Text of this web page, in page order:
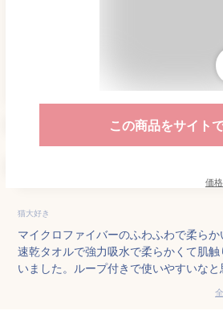
この商品をサイト
価
猫大好き
マイクロファイバーのふわふわで柔ら
速乾タオルで強力吸水で柔らかくて肌
いました。ループ付きで使いやすいなと